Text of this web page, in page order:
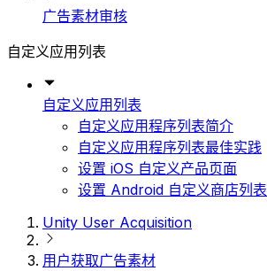
广告素材审核
自定义应用列表
自定义应用列表
自定义应用程序列表简介
自定义应用程序列表最佳实践
设置 iOS 自定义产品页面
设置 Android 自定义商店列表
Unity User Acquisition
用户获取广告素材